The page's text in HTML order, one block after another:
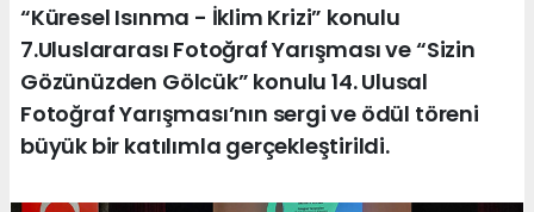
“Küresel Isınma - İklim Krizi” konulu
7.Uluslararası Fotoğraf Yarışması ve “Sizin
Gözünüzden Gölcük” konulu 14. Ulusal
Fotoğraf Yarışması’nın sergi ve ödül töreni
büyük bir katılımla gerçekleştirildi.